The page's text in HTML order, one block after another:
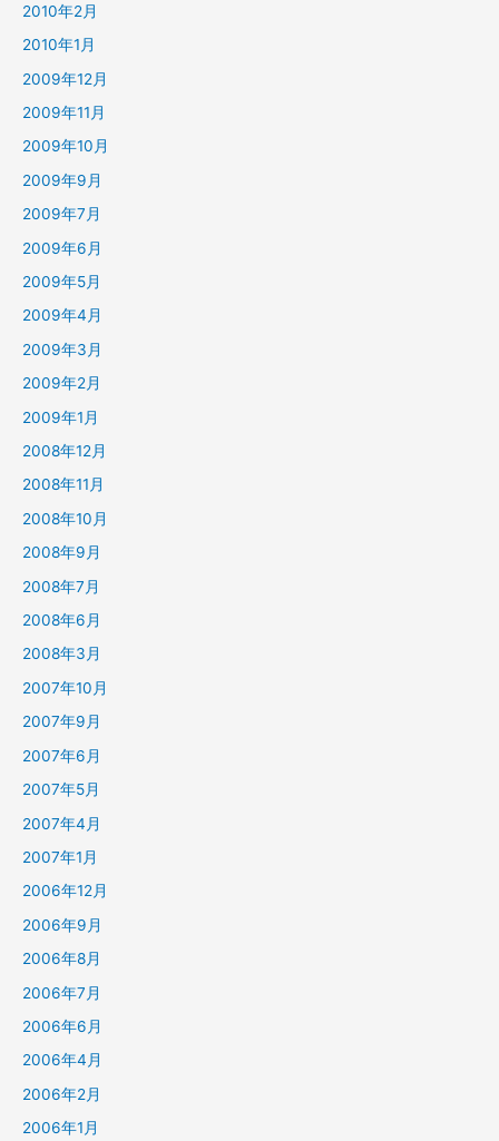
2010年2月
2010年1月
2009年12月
2009年11月
2009年10月
2009年9月
2009年7月
2009年6月
2009年5月
2009年4月
2009年3月
2009年2月
2009年1月
2008年12月
2008年11月
2008年10月
2008年9月
2008年7月
2008年6月
2008年3月
2007年10月
2007年9月
2007年6月
2007年5月
2007年4月
2007年1月
2006年12月
2006年9月
2006年8月
2006年7月
2006年6月
2006年4月
2006年2月
2006年1月